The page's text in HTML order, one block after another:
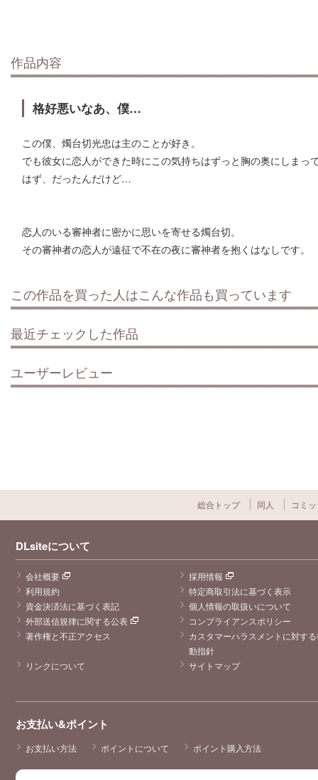
作品内容
格好悪いなあ、僕…
この僕、燭台切光忠は主のことが好き。
でも彼女に恋人ができた時にこの気持ちはずっと胸の奥にしまっ
はず、だったんだけど…
恋人のいる審神者に密かに思いを寄せる燭台切。
その審神者の恋人が遠征で不在の夜に審神者を抱くはなしです。
この作品を買った人はこんな作品も買っています
最近チェックした作品
ユーザーレビュー
総合トップ 同人 コミ
DLsiteについて
会社概要
採用情報
利用規約
特定商取引法に基づく表示
資金決済法に基づく表記
個人情報の取扱いについて
外部送信規律に関する公表
コンプライアンスポリシー
著作権と不正アクセス
カスタマーハラスメントに対す
動指針
リンクについて
サイトマップ
お支払い&ポイント
お支払い方法 ポイントについて ポイント購入方法